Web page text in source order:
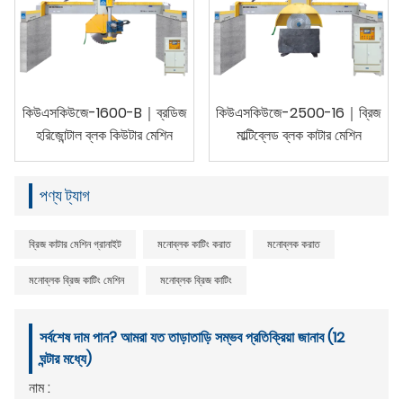
কিউএসকিউজে-1600-B｜ব্রডিজ
হরিজোন্টাল ব্লক কিউটার মেশিন
কিউএসকিউজে-2500-16｜ব্রিজ
মাল্টিব্লেড ব্লক কাটার মেশিন
পণ্য ট্যাগ
ব্রিজ কাটার মেশিন গ্রানাইট মনোব্লক কাটিং করাত মনোব্লক করাত
মনোব্লক ব্রিজ কাটিং মেশিন মনোব্লক ব্রিজ কাটিং
সর্বশেষ দাম পান? আমরা যত তাড়াতাড়ি সম্ভব প্রতিক্রিয়া জানাব (12
ঘন্টার মধ্যে)
নাম :